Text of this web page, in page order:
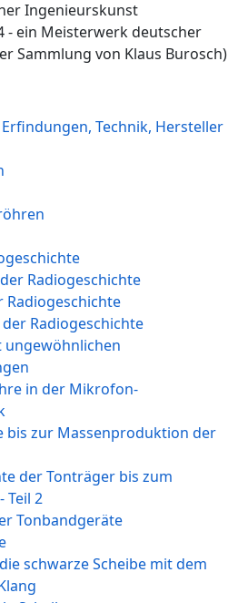
- ein Meisterwerk deutscher
Sammlung von Klaus Burosch)
Technik, Hersteller
Radiogeschichte
Radiogeschichte
Radiogeschichte
ungewöhnlichen
in der Mikrofon-
bis zur Massenproduktion der
der Tonträger bis zum
Teil 2
Tonbandgeräte
schwarze Scheibe mit dem